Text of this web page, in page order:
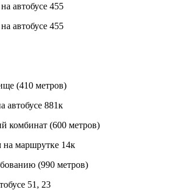
автобусе 455
автобусе 455
(410 метров)
881к
комбинат (600 метров)
маршрутке 14к
(990 метров)
51, 23